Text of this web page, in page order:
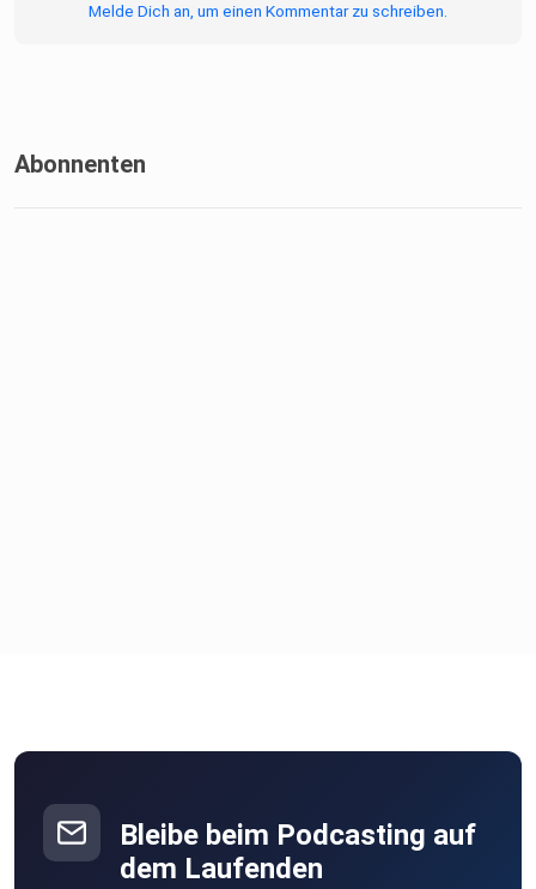
Melde Dich an, um einen Kommentar zu schreiben.
Abonnenten
Bleibe beim Podcasting auf
dem Laufenden